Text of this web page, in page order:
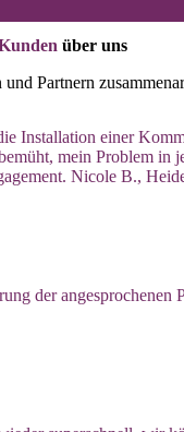
über uns
Partnern
Installation einer
mein Problem
Nicole B.,
der